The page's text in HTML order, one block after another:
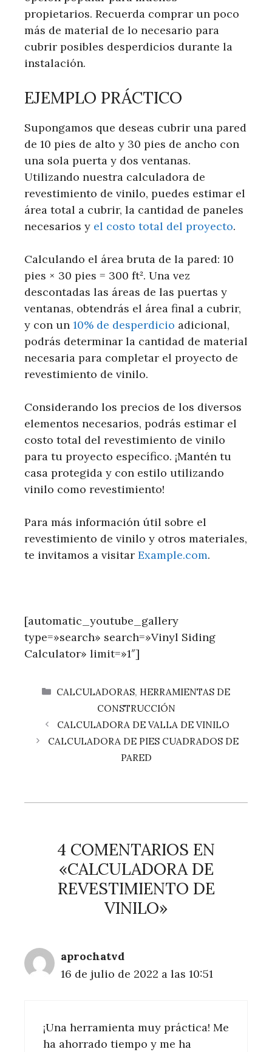
propietarios. Recuerda comprar un poco
más de material de lo necesario para
cubrir posibles desperdicios durante la
instalación.
EJEMPLO PRÁCTICO
Supongamos que deseas cubrir una pared
de 10 pies de alto y 30 pies de ancho con
una sola puerta y dos ventanas.
Utilizando nuestra calculadora de
revestimiento de vinilo, puedes estimar el
área total a cubrir, la cantidad de paneles
necesarios y el costo total del proyecto.
Calculando el área bruta de la pared: 10
pies × 30 pies = 300 ft². Una vez
descontadas las áreas de las puertas y
ventanas, obtendrás el área final a cubrir,
y con un 10% de desperdicio adicional,
podrás determinar la cantidad de material
necesaria para completar el proyecto de
revestimiento de vinilo.
Considerando los precios de los diversos
elementos necesarios, podrás estimar el
costo total del revestimiento de vinilo
para tu proyecto específico. ¡Mantén tu
casa protegida y con estilo utilizando
vinilo como revestimiento!
Para más información útil sobre el
revestimiento de vinilo y otros materiales,
te invitamos a visitar Example.com.
[automatic_youtube_gallery
type=»search» search=»Vinyl Siding
Calculator» limit=»1″]
CATEGORÍAS
CALCULADORAS, HERRAMIENTAS DE
CONSTRUCCIÓN
CALCULADORA DE VALLA DE VINILO
CALCULADORA DE PIES CUADRADOS DE
PARED
4 COMENTARIOS EN
«CALCULADORA DE
REVESTIMIENTO DE
VINILO»
aprochatvd
16 de julio de 2022 a las 10:51
¡Una herramienta muy práctica! Me
ha ahorrado tiempo y me ha